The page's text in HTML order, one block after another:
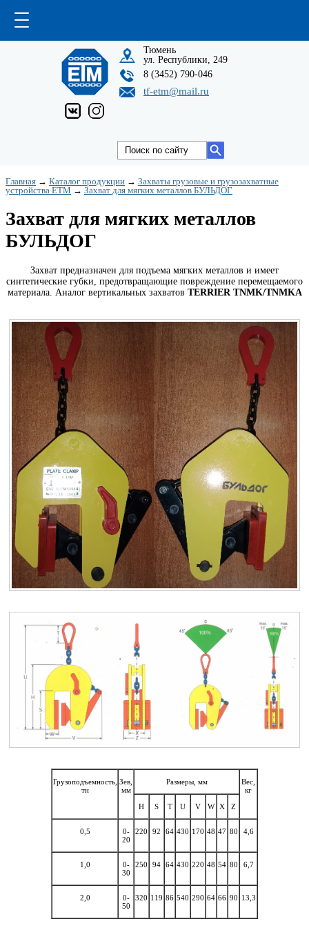
Тюмень
ул. Республики, 249
8 (3452) 790-046
tf-etm@mail.ru
Главная → Каталог продукции → Захваты грузовые и грузозахватные
устройства ETM → Захват для мягких металлов БУЛЬДОГ
Захват для мягких металлов
БУЛЬДОГ
Захват предназначен для подъема мягких металлов и имеет
синтетические губки, предотвращающие повреждение перемещаемого
материала. Аналог вертикальных захватов TERRIER TNMK/TNMKA
Грузоподъемность,
тн
Зев,
мм
Размеры, мм
Вес,
кг
H
S T U V W X Z
0,5
0-
20
220 92 64 430 170 48 47 80 4,6
1,0
0-
30
250 94 64 430 220 48 54 80 6,7
2,0
0-
50
320 119 86 540 290 64 66 90 13,3